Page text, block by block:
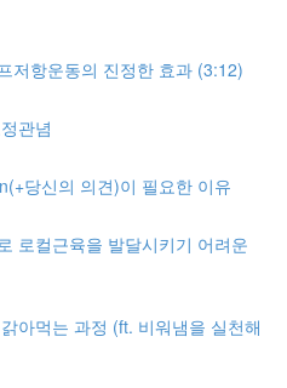
저항운동의 진정한 효과 (3:12)
관념
당신의 의견)이 필요한 이유
로컬근육을 발달시키기 어려운
아먹는 과정 (ft. 비워냄을 실천해